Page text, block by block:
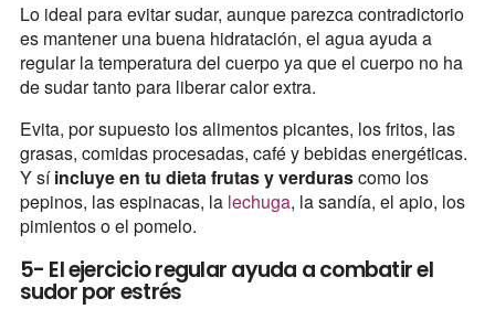
Lo ideal para evitar sudar, aunque parezca contradictorio
es mantener una buena hidratación, el agua ayuda a
regular la temperatura del cuerpo ya que el cuerpo no ha
de sudar tanto para liberar calor extra.
Evita, por supuesto los alimentos picantes, los fritos, las
grasas, comidas procesadas, café y bebidas energéticas.
Y síincluye en tu dieta frutas y verdurascomo los
pepinos, las espinacas, la lechuga, la sandía, el apio, los
pimientos o el pomelo.
5- El ejercicio regular ayuda a combatir el
sudor por estrés